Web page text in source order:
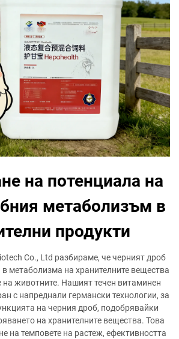
на потенциала на
метаболизъм в
продукти
Co., Ltd разбираме, че черният дроб
метаболизма на хранителните вещества
на животните. Нашият течен витаминен
с напреднали германски технологии, за
на черния дроб, подобрявайки
на хранителните вещества. Това
на темповете на растеж, ефективността